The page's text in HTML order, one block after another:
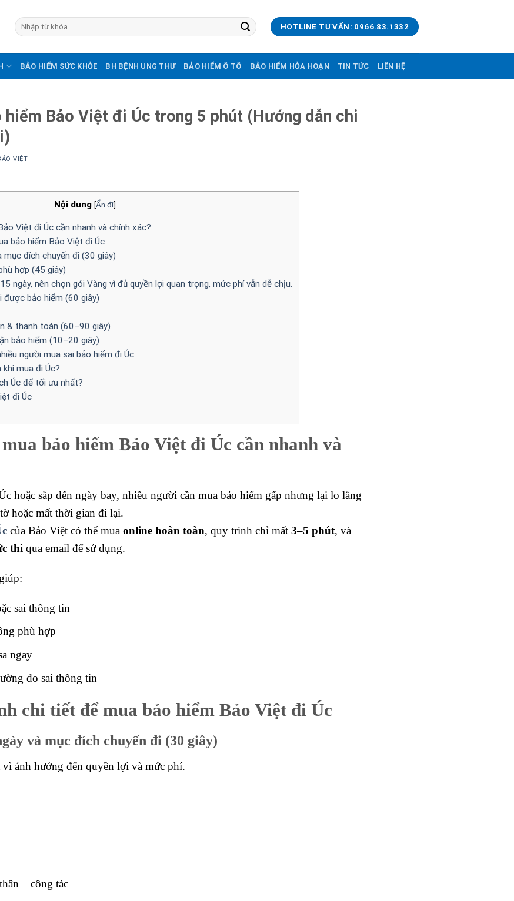
HOTLINE TƯ VẤN: 0966.83.1332
BẢO HIỂM SỨC KHỎE BH BỆNH UNG THƯ BẢO HIỂM Ô TÔ BẢO HIỂM HỎA HOẠN TIN TỨC LIÊN HỆ
hiểm Bảo Việt đi Úc trong 5 phút (Hướng dẫn chi
VIỆT
Nội dung [Ẩn đi]
Việt đi Úc cần nhanh và chính xác?
bảo hiểm Bảo Việt đi Úc
mục đích chuyến đi (30 giây)
hợp (45 giây)
ngày, nên chọn gói Vàng vì đủ quyền lợi quan trọng, mức phí vẫn dễ chịu.
được bảo hiểm (60 giây)
& thanh toán (60–90 giây)
bảo hiểm (10–20 giây)
người mua sai bảo hiểm đi Úc
mua đi Úc?
Úc để tối ưu nhất?
đi Úc
bảo hiểm Bảo Việt đi Úc cần nhanh và
hoặc sắp đến ngày bay, nhiều người cần mua bảo hiểm gấp nhưng lại lo lắng
hoặc mất thời gian đi lại.
của Bảo Việt có thể mua online hoàn toàn, quy trình chỉ mất 3–5 phút, và
thì qua email để sử dụng.
sai thông tin
phù hợp
ngay
do sai thông tin
chi tiết để mua bảo hiểm Bảo Việt đi Úc
và mục đích chuyến đi (30 giây)
ảnh hưởng đến quyền lợi và mức phí.
– công tác